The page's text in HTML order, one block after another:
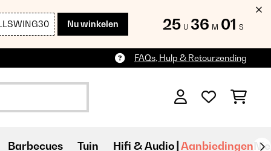
Nu winkelen 25 U 35 M 59 S
FAQs, Hulp & Retourzending
Barbecues Tuin Hifi & Audio Aanbiedingen